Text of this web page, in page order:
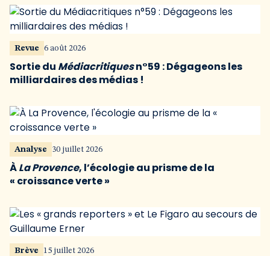
Revue 6 août 2026
Sortie du Médiacritiquesn°59 : Dégageons les
milliardaires des médias !
Analyse 30 juillet 2026
ÀLa Provence, l’écologie au prisme de la
« croissance verte »
Brève 15 juillet 2026